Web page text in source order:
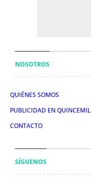
NOSOTROS
QUIÉNES SOMOS
PUBLICIDAD EN QUINCEMIL
CONTACTO
SÍGUENOS